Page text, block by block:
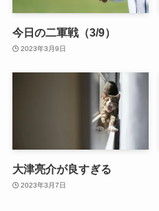
今日の二軍戦（3/9）
2023年3月9日
大津亮介が良すぎる
2023年3月7日